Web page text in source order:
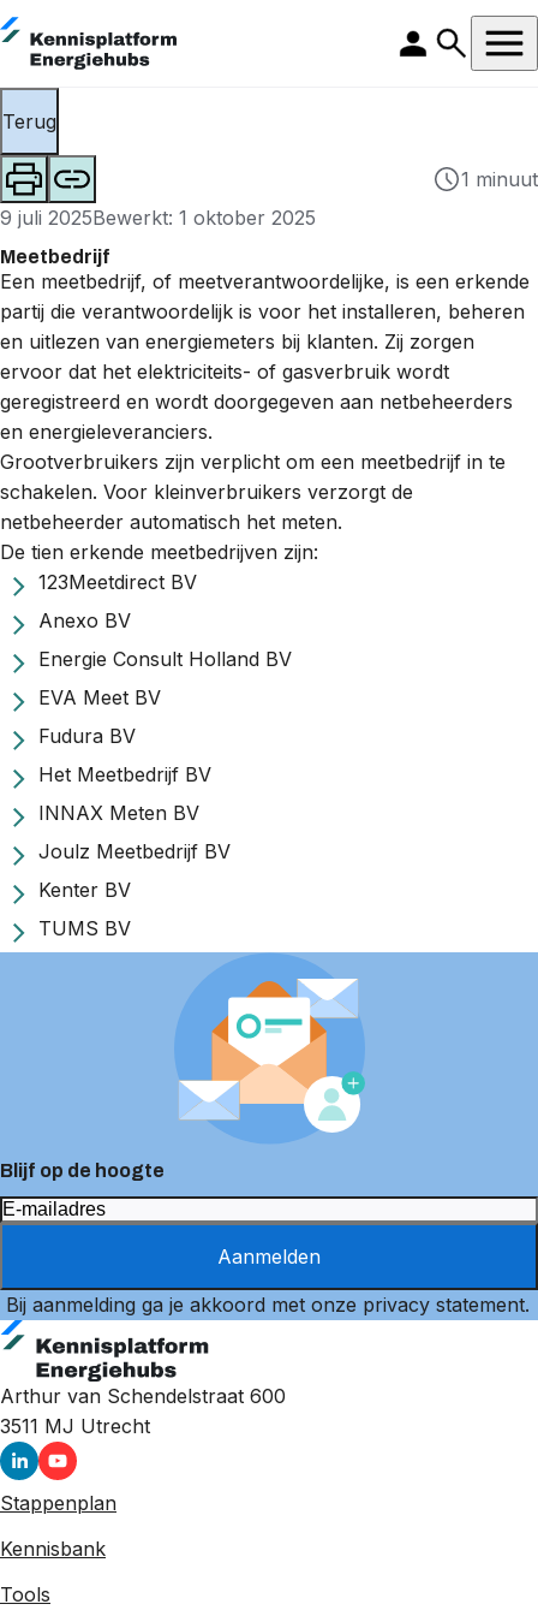
Terug
1 minuut
9 juli 2025Bewerkt: 1 oktober 2025
Meetbedrijf
Een meetbedrijf, of meetverantwoordelijke, is een erkende
partij die verantwoordelijk is voor het installeren, beheren
en uitlezen van energiemeters bij klanten. Zij zorgen
ervoor dat het elektriciteits- of gasverbruik wordt
geregistreerd en wordt doorgegeven aan netbeheerders
en energieleveranciers.
Grootverbruikers zijn verplicht om een meetbedrijf in te
schakelen. Voor kleinverbruikers verzorgt de
netbeheerder automatisch het meten.
De tien erkende meetbedrijven zijn:
123Meetdirect BV
Anexo BV
Energie Consult Holland BV
EVA Meet BV
Fudura BV
Het Meetbedrijf BV
INNAX Meten BV
Joulz Meetbedrijf BV
Kenter BV
TUMS BV
Blijf op de hoogte
Aanmelden
Bij aanmelding ga je akkoord met onze privacy statement.
Arthur van Schendelstraat 600
3511 MJ Utrecht
Stappenplan
Kennisbank
Tools